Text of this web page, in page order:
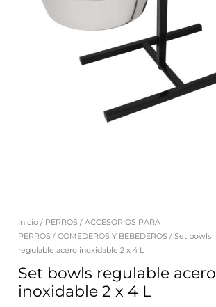
Inicio / PERROS /ACCESORIOS PARA
PERROS /COMEDEROS Y BEBEDEROS / Set bowls
regulable acero inoxidable 2 x 4 L
Set bowls regulable acero
inoxidable 2 x 4 L